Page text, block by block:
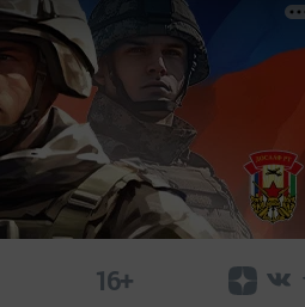
16+